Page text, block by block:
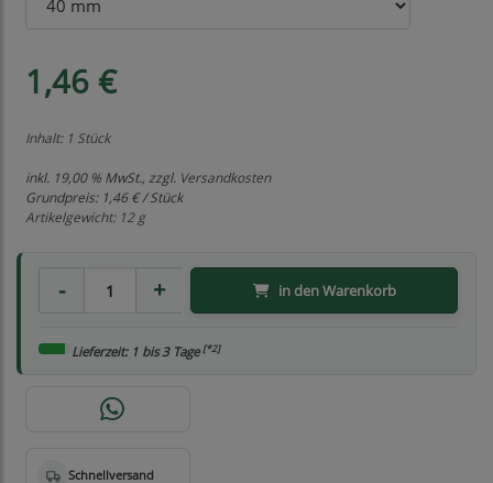
1,46 €
Inhalt: 1 Stück
inkl. 19,00 % MwSt., zzgl. Versandkosten
Grundpreis: 1,46 € / Stück
Artikelgewicht: 12 g
in den Warenkorb
Lieferzeit: 1 bis 3 Tage[*2]